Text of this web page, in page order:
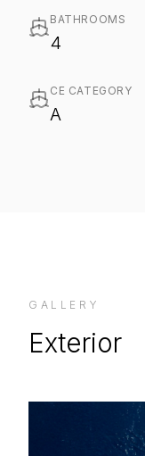
BATHROOMS
4
CE CATEGORY
A
GALLERY
Exterior